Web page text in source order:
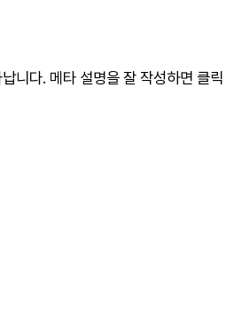
니다. 메타 설명을 잘 작성하면 클릭